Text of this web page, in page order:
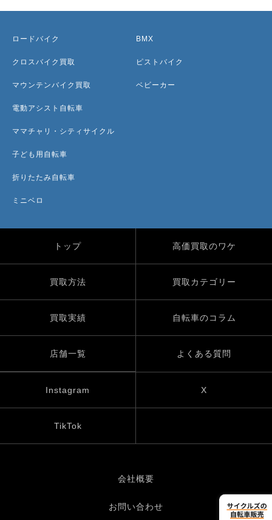
ロードバイク
クロスバイク買取
マウンテンバイク買取
電動アシスト自転車
ママチャリ・シティサイクル
子ども用自転車
折りたたみ自転車
ミニベロ
BMX
ピストバイク
ベビーカー
トップ 高価買取のワケ
買取方法 買取カテゴリー
買取実績 自転車のコラム
店舗一覧 よくある質問
Instagram X
TikTok
会社概要
お問い合わせ